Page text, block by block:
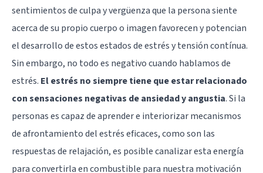
sentimientos de culpa y vergüenza que la persona siente
acerca de su propio cuerpo o imagen favorecen y potencian
el desarrollo de estos estados de estrés y tensión contínua.
Sin embargo, no todo es negativo cuando hablamos de
estrés. El estrés no siempre tiene que estar relacionado
con sensaciones negativas de ansiedad y angustia. Si la
personas es capaz de aprender e interiorizar mecanismos
de afrontamiento del estrés eficaces, como son las
respuestas de relajación, es posible canalizar esta energía
para convertirla en combustible para nuestra motivación